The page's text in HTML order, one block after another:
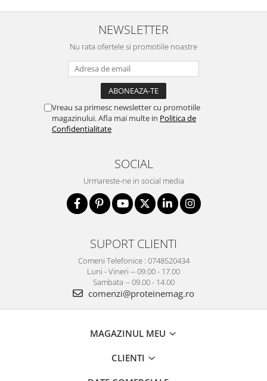
NEWSLETTER
Nu rata ofertele si promotiile noastre
Vreau sa primesc newsletter cu promotiile
magazinului. Afla mai multe in Politica de
Confidentialitate
SOCIAL
Urmareste-ne in social media
SUPORT CLIENTI
Comeni Telefonice : 0748520434
Luni - Vineri -- 09.00 - 17.00
Sambata -- 09.00 - 14.00
comenzi@proteinemag.ro
MAGAZINUL MEU
CLIENTI